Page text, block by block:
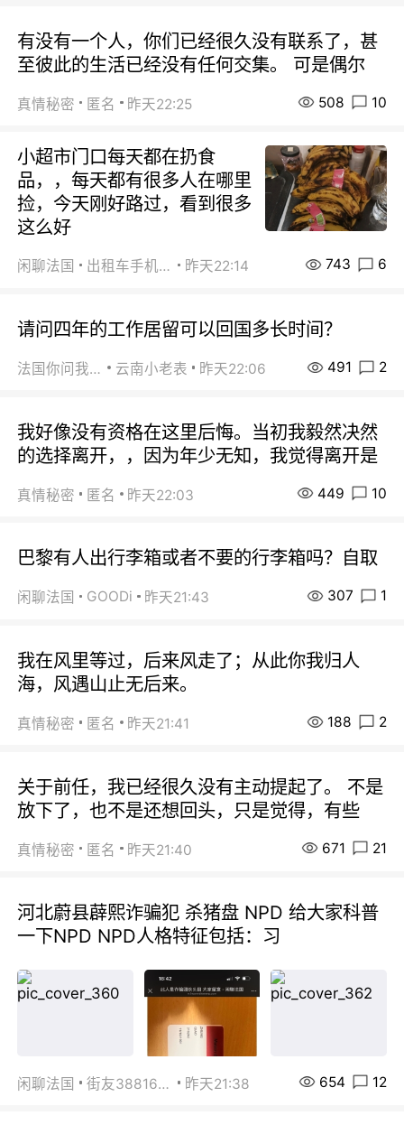
有没有一个人，你们已经很久没有联系了，甚
至彼此的生活已经没有任何交集。 可是偶尔
真情秘密 匿名 昨天22:25 508 10
小超市门口每天都在扔食
品，，每天都有很多人在哪里
捡，今天刚好路过，看到很多
这么好
闲聊法国 出租车手机0626 昨天22:14 743 6
请问四年的工作居留可以回国多长时间？
法国你问我答 云南小老表 昨天22:06 491 2
我好像没有资格在这里后悔。当初我毅然决然
的选择离开，，因为年少无知，我觉得离开是
真情秘密 匿名 昨天22:03 449 10
巴黎有人出行李箱或者不要的行李箱吗？自取
闲聊法国 GOODi 昨天21:43 307 1
我在风里等过，后来风走了；从此你我归人
海，风遇山止无后来。
真情秘密 匿名 昨天21:41 188 2
关于前任，我已经很久没有主动提起了。 不是
放下了，也不是还想回头，只是觉得，有些
真情秘密 匿名 昨天21:40 671 21
河北蔚县薜熙诈骗犯 杀猪盘 NPD 给大家科普
一下NPD NPD人格特征包括：习
闲聊法国 街友38816967 昨天21:38 654 12